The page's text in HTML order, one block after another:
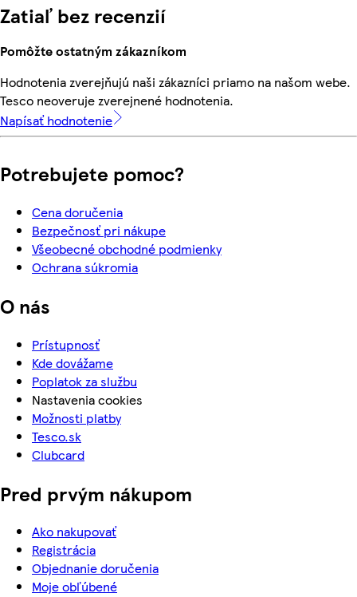
Zatiaľ bez recenzií
Pomôžte ostatným zákazníkom
Hodnotenia zverejňujú naši zákazníci priamo na našom webe.
Tesco neoveruje zverejnené hodnotenia.
Napísať hodnotenie
Potrebujete pomoc?
Cena doručenia
Bezpečnosť pri nákupe
Všeobecné obchodné podmienky
Ochrana súkromia
O nás
Prístupnosť
Kde dovážame
Poplatok za službu
Nastavenia cookies
Možnosti platby
Tesco.sk
Clubcard
Pred prvým nákupom
Ako nakupovať
Registrácia
Objednanie doručenia
Moje obľúbené